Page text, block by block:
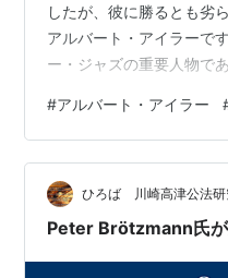
したが、彼に勝るとも劣
アルバート・アイラーで
ー・ジャズの重要人物で
リックなサックスの音色
ん。 ヴィブラートを多用
た音色を奏でることも、
音楽を聴いたきっかけは
『19歳のジェイコブ』で
#アルバート・アイラー
ひろば 川崎高津公法研
Peter Brötzmann氏